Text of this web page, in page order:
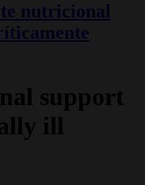
nutricional
support
ill